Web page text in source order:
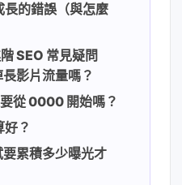
的錯誤（與怎麼
SEO 常見疑問
影片流量嗎？
從 0000 開始嗎？
好？
累積多少曝光才